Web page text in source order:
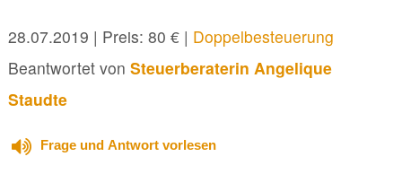
28.07.2019 | Preis: 80 € | Doppelbesteuerung
Beantwortet von Steuerberaterin Angelique
Staudte
Frage und Antwort vorlesen